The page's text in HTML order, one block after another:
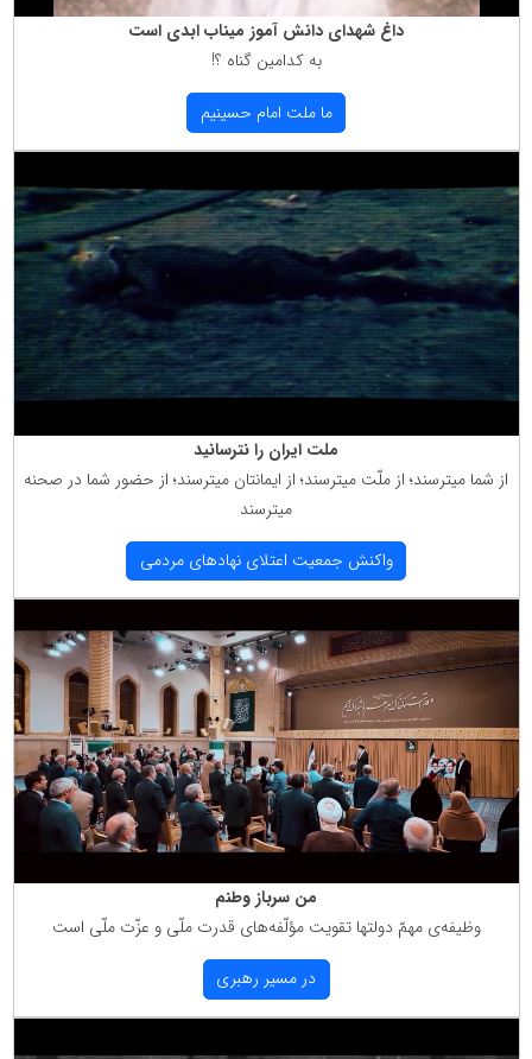
داغ شهدای دانش آموز میناب ابدی است
به كدامین گناه ؟!
ما ملت امام حسینیم
ملت ایران را نترسانید
از شما میترسند؛ از ملّت میترسند؛ از ایمانتان میترسند؛ از حضور شما در صحنه
میترسند
واكنش جمعیت اعتلای نهادهای مردمی
من سرباز وطنم
وظیفه‌ی مهمّ دولتها تقویت مؤلّفه‌های قدرت ملّی و عزّت ملّی است
در مسیر رهبری